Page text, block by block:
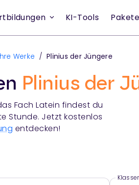
KI-Tools Pakete
Werke / Plinius der Jüngere
Plinius der
Fach Latein findest du
Stunde. Jetzt kostenlos
entdecken!